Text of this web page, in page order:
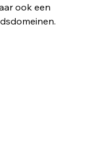
ook een